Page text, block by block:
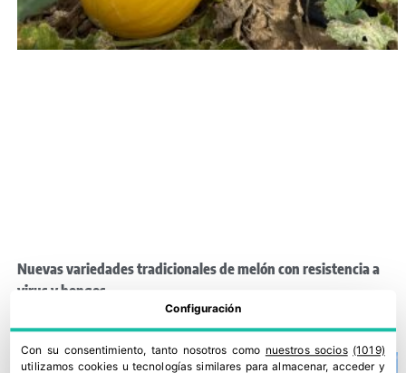
Nuevas variedades tradicionales de melón con resistencia a
virus y hongos
Configuración
Con su consentimiento, tanto nosotros como nuestros socios (1019)
utilizamos cookies u tecnologías similares para almacenar, acceder y